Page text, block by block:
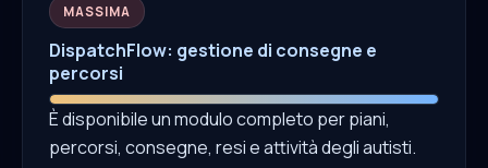
MASSIMA
DispatchFlow: gestione di consegne e
percorsi
È disponibile un modulo completo per piani,
percorsi, consegne, resi e attività degli autisti.